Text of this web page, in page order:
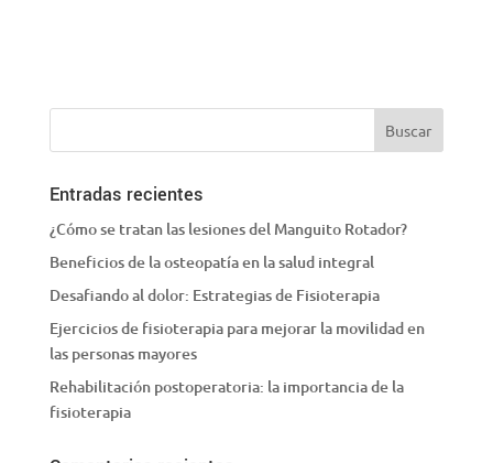
Entradas recientes
¿Cómo se tratan las lesiones del Manguito Rotador?
Beneficios de la osteopatía en la salud integral
Desafiando al dolor: Estrategias de Fisioterapia
Ejercicios de fisioterapia para mejorar la movilidad en
las personas mayores
Rehabilitación postoperatoria: la importancia de la
fisioterapia